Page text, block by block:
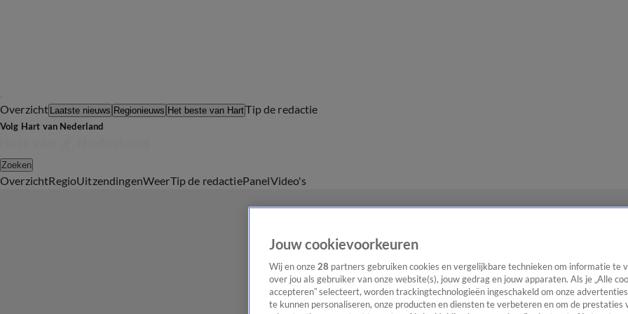
Overzicht Laatste nieuws Regionieuws Het beste van HartTip de redactie
Volg Hart van Nederland
Zoeken
OverzichtRegioUitzendingenWeerTip de redactiePanelVideo's
Jouw cookievoorkeuren
Wij en onze 28 partners gebruiken cookies en vergelijkbare technieken om informatie te
over jou als gebruiker van onze website(s), jouw gedrag en jouw apparaten. Als je „Alle
accepteren” selecteert, worden trackingtechnologieën ingeschakeld om onze
te kunnen personaliseren, onze producten en diensten te verbeteren en om de prestaties